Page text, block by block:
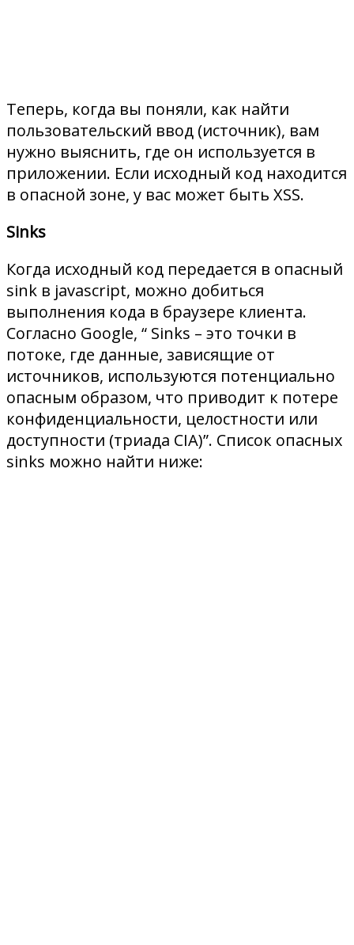
Теперь, когда вы поняли, как найти
пользовательский ввод (источник), вам
нужно выяснить, где он используется в
приложении. Если исходный код находится
в опасной зоне, у вас может быть XSS.
Sinks
Когда исходный код передается в опасный
sink в javascript, можно добиться
выполнения кода в браузере клиента.
Согласно Google, “ Sinks – это точки в
потоке, где данные, зависящие от
источников, используются потенциально
опасным образом, что приводит к потере
конфиденциальности, целостности или
доступности (триада CIA)”. Список опасных
sinks можно найти ниже: